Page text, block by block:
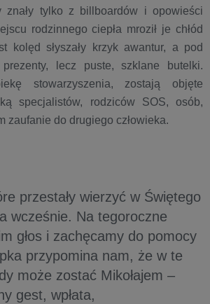
znały tylko z billboardów i opowieści
rodzinnego ciepła mroził je chłód
kolęd słyszały krzyk awantur, a pod
lecz puste, szklane butelki.
stowarzyszenia, zostają objęte
specjalistów, rodziców SOS, osób,
zaufanie do drugiego człowieka.
przestały wierzyć w Świętego
wcześnie. Na tegoroczne
głos i zachęcamy do pomocy
przypomina nam, że w te
może zostać Mikołajem –
gest, wpłata,